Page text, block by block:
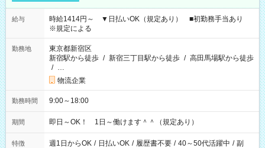
給与
時給1414円～ ▼日払いOK（規定あり） ■初勤務手当あり
※規定による
勤務地
東京都新宿区
新宿駅から徒歩 / 新宿三丁目駅から徒歩 / 高田馬場駅から徒歩
/ …
物流企業
勤務時間 9:00～18:00
期間 即日～OK！ 1日～働けます＾＾（規定あり）
特徴 週1日からOK / 日払いOK / 履歴書不要 / 40～50代活躍中 / 副